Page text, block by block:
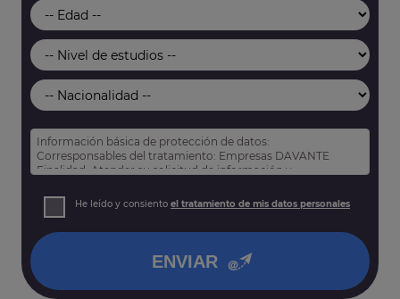
Información básica de protección de datos:
Corresponsables del tratamiento: Empresas DAVANTE
Finalidad: Atender su solicitud de información y
Derechos: Puede acceder, rectificar y suprimir sus datos,
así como otros derechos tal y como se explica en nuestra
He leído y consiento el tratamiento de mis datos personales
ENVIAR